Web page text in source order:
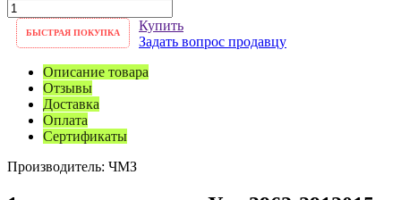
Купить
БЫСТРАЯ ПОКУПКА
Задать вопрос продавцу
Описание товара
Отзывы
Доставка
Оплата
Сертификаты
Производитель: ЧМЗ